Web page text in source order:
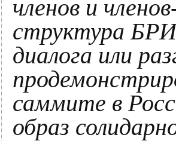
членов и
структура
диалога или
саммите в
образ